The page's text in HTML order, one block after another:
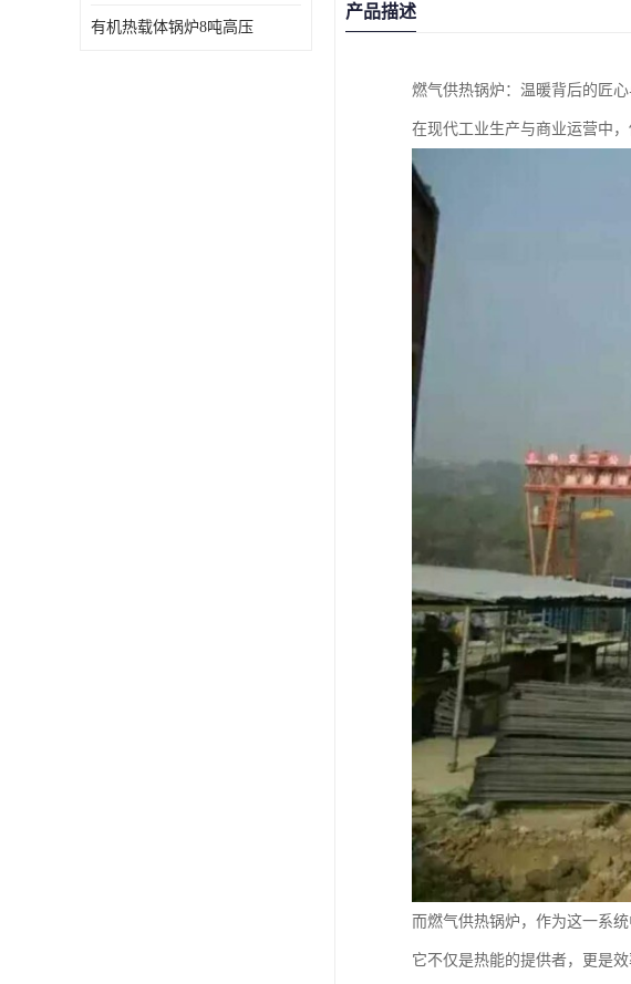
有机热载体锅炉8吨高压
产品描述
燃气供热锅炉：温暖背后的匠
在现代工业生产与商业运营中
而燃气供热锅炉，作为这一系
它不仅是热能的提供者，更是